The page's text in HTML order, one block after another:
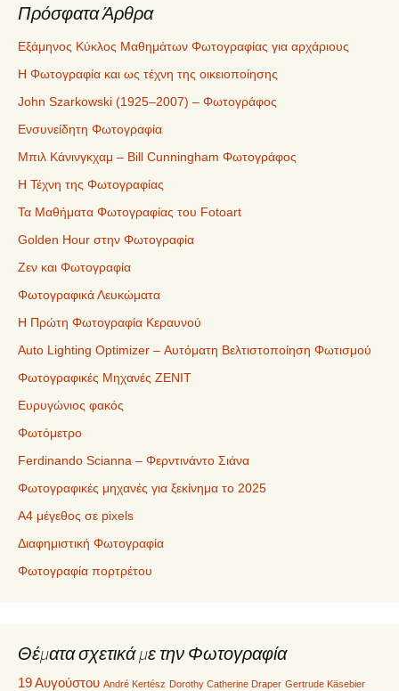
Πρόσφατα Άρθρα
Εξάμηνος Κύκλος Μαθημάτων Φωτογραφίας για αρχάριους
Η Φωτογραφία και ως τέχνη της οικειοποίησης
John Szarkowski (1925–2007) – Φωτογράφος
Ενσυνείδητη Φωτογραφία
Μπιλ Κάνινγκχαμ – Bill Cunningham Φωτογράφος
Η Τέχνη της Φωτογραφίας
Τα Μαθήματα Φωτογραφίας του Fotoart
Golden Hour στην Φωτογραφία
Ζεν και Φωτογραφία
Φωτογραφικά Λευκώματα
Η Πρώτη Φωτογραφία Κεραυνού
Auto Lighting Optimizer – Αυτόματη Βελτιστοποίηση Φωτισμού
Φωτογραφικές Μηχανές ZENIT
Ευρυγώνιος φακός
Φωτόμετρο
Ferdinando Scianna – Φερντινάντο Σιάνα
Φωτογραφικές μηχανές για ξεκίνημα το 2025
Α4 μέγεθος σε pixels
Διαφημιστική Φωτογραφία
Φωτογραφία πορτρέτου
Θέματα σχετικά με την Φωτογραφία
19 Αυγούστου André Kertész Dorothy Catherine Draper Gertrude Käsebier